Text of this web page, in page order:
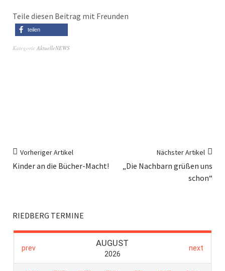
Teile diesen Beitrag mit Freunden
teilen
Kategorie AktuelleNEWS
Vorheriger Artikel
Kinder an die Bücher-Macht!
Nächster Artikel
„Die Nachbarn grüßen uns
schon“
RIEDBERG TERMINE